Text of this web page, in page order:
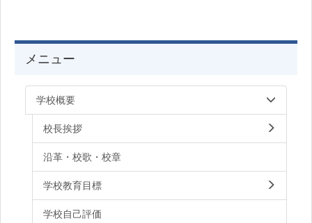
メニュー
学校概要
校長挨拶
沿革・校歌・校章
学校教育目標
学校自己評価